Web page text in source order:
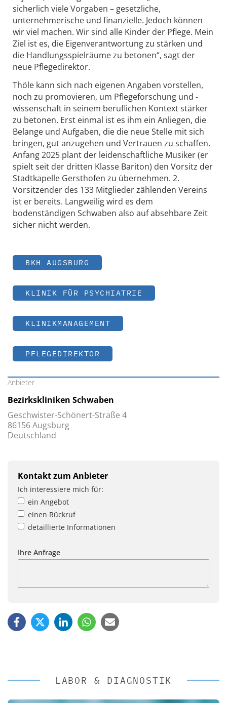
sicherlich viele Vorgaben – gesetzliche,
unternehmerische und finanzielle. Jedoch können
wir viel machen. Wir sind alle Kinder der Pflege. Mein
Ziel ist es, die Eigenverantwortung zu stärken und
die Handlungsspielräume zu betonen“, sagt der
neue Pflegedirektor.
Thöle kann sich nach eigenen Angaben vorstellen,
noch zu promovieren, um Pflegeforschung und -
wissenschaft in seinem beruflichen Kontext stärker
zu betonen. Erst einmal ist es ihm ein Anliegen, die
Belange und Aufgaben, die die neue Stelle mit sich
bringen, gut anzugehen und Vertrauen zu schaffen.
Anfang 2025 plant der leidenschaftliche Musiker (er
spielt seit der dritten Klasse Bariton) den Vorsitz der
Stadtkapelle Gersthofen zu übernehmen. 2.
Vorsitzender des 133 Mitglieder zählenden Vereins
ist er bereits. Langweilig wird es dem
bodenständigen Schwaben also auf absehbare Zeit
sicher nicht werden.
BKH AUGSBURG
KLINIK FÜR PSYCHIATRIE
KLINIKMANAGEMENT
PFLEGEDIREKTOR
Anbieter
Bezirkskliniken Schwaben
Geschwister-Schönert-Straße 4
86156 Augsburg
Deutschland
Kontakt zum Anbieter
Ich interessiere mich für:
ein Angebot
einen Rückruf
detaillierte Informationen
Ihre Anfrage
LABOR & DIAGNOSTIK